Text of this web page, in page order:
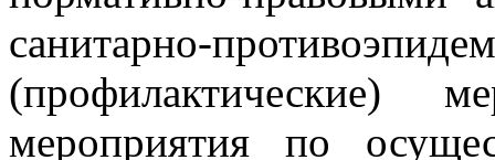
санитарно-
(профилактические)
мероприятия по